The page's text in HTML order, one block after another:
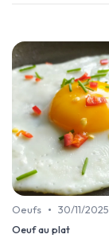
Oeufs • 30/11/2025
Oeuf au plat